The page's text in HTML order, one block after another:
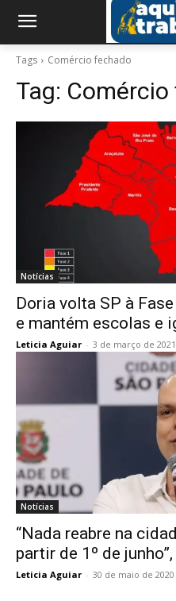
Tags Comércio fechado
Tag:
Notícias
Doria volta SP à
e mantém escolas e
Leticia Aguiar - 3 de março de 2021
Notícias
“Nada reabre na
partir de 1º de
Leticia Aguiar - 30 de maio de 2020